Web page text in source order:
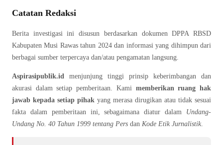
Catatan Redaksi
Berita investigasi ini disusun berdasarkan dokumen DPPA RBSD
Kabupaten Musi Rawas tahun 2024 dan informasi yang dihimpun dari
berbagai sumber terpercaya dan/atau pengamatan langsung.
Aspirasipublik.id
menjunjung tinggi prinsip keberimbangan dan
akurasi dalam setiap pemberitaan. Kami memberikan ruang hak
jawab kepada setiap pihak yang merasa dirugikan atau tidak sesuai
fakta dalam pemberitaan ini, sebagaimana diatur dalam Undang-
Undang No. 40 Tahun 1999 tentang Pers dan Kode Etik Jurnalistik.